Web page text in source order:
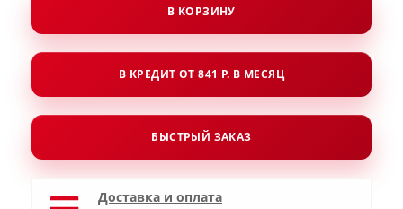
В КОРЗИНУ
В КРЕДИТ ОТ 841 Р. В МЕСЯЦ
БЫСТРЫЙ ЗАКАЗ
Доставка и оплата